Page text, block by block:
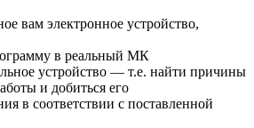
вам электронное устройство,
в реальный МК
устройство — т.е. найти причины
и добиться его
в соответствии с поставленной